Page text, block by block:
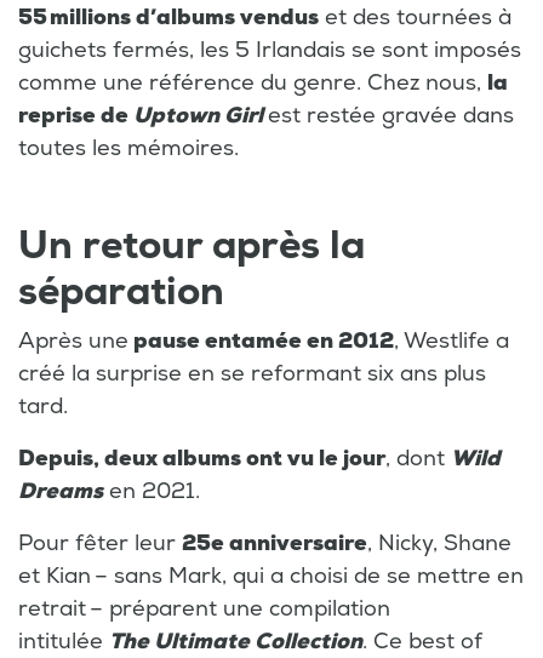
55 millions d’albums vendus et des tournées à
guichets fermés, les 5 Irlandais se sont imposés
comme une référence du genre. Chez nous, la
reprise de Uptown Girlest restée gravée dans
toutes les mémoires.
Un retour après la
séparation
Après une pause entamée en 2012, Westlife a
créé la surprise en se reformant six ans plus
tard.
Depuis, deux albums ont vu le jour, dont Wild
Dreamsen 2021.
Pour fêter leur 25e anniversaire, Nicky, Shane
et Kian – sans Mark, qui a choisi de se mettre en
retrait – préparent une compilation
intitulée The Ultimate Collection. Ce best of